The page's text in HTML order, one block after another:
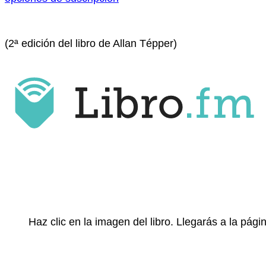
(2ª edición del libro de Allan Tépper)
Haz clic en la imagen del libro. Llegarás a la